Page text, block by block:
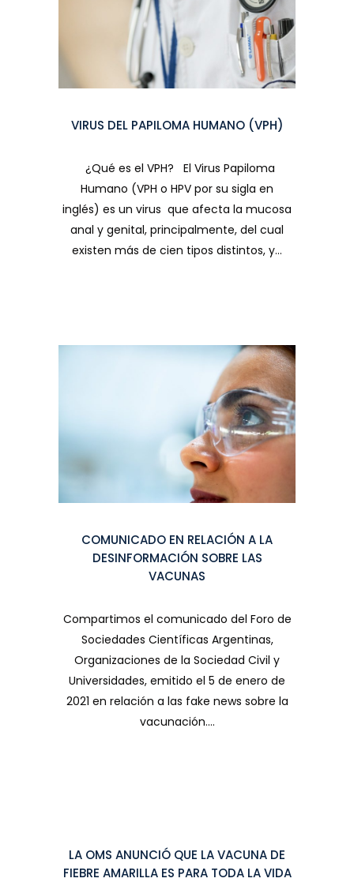
VIRUS DEL PAPILOMA HUMANO (VPH)
¿Qué es el VPH? El Virus Papiloma
Humano (VPH o HPV por su sigla en
inglés) es un virus que afecta la mucosa
anal y genital, principalmente, del cual
existen más de cien tipos distintos, y...
COMUNICADO EN RELACIÓN A LA
DESINFORMACIÓN SOBRE LAS
VACUNAS
Compartimos el comunicado del Foro de
Sociedades Científicas Argentinas,
Organizaciones de la Sociedad Civil y
Universidades, emitido el 5 de enero de
2021 en relación a las fake news sobre la
vacunación....
LA OMS ANUNCIÓ QUE LA VACUNA DE
FIEBRE AMARILLA ES PARA TODA LA VIDA